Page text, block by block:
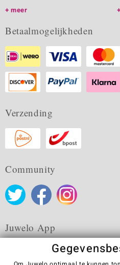
meer
Betaalmogelijkheden
Verzending
Community
Juwelo App